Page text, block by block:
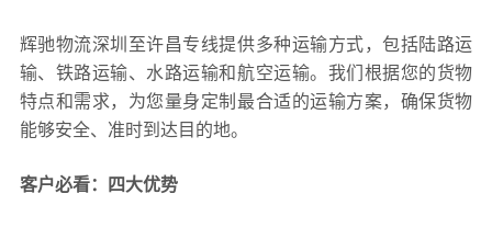
辉驰物流深圳至许昌专线提供多种运输方式，包括陆路运
输、铁路运输、水路运输和航空运输。我们根据您的货物
特点和需求，为您量身定制最合适的运输方案，确保货物
能够安全、准时到达目的地。
客户必看：四大优势